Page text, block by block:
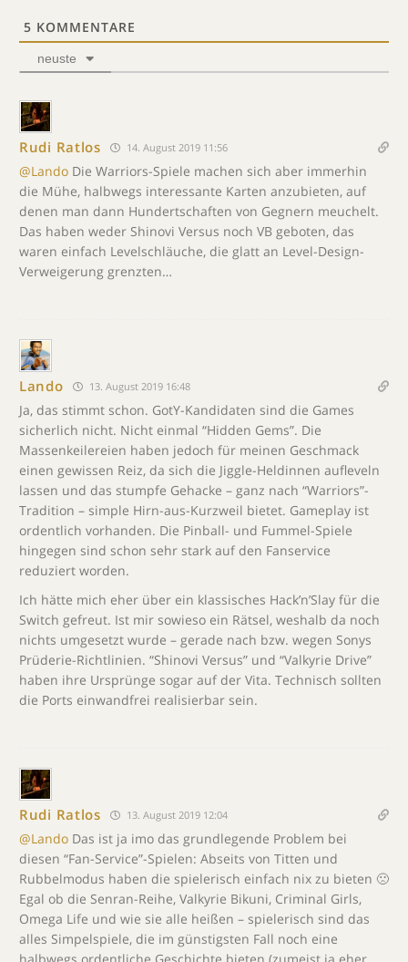
5 KOMMENTARE
neuste
Rudi Ratlos 14. August 2019 11:56
@Lando Die Warriors-Spiele machen sich aber immerhin
die Mühe, halbwegs interessante Karten anzubieten, auf
denen man dann Hundertschaften von Gegnern meuchelt.
Das haben weder Shinovi Versus noch VB geboten, das
waren einfach Levelschläuche, die glatt an Level-Design-
Verweigerung grenzten…
Lando 13. August 2019 16:48
Ja, das stimmt schon. GotY-Kandidaten sind die Games
sicherlich nicht. Nicht einmal “Hidden Gems”. Die
Massenkeilereien haben jedoch für meinen Geschmack
einen gewissen Reiz, da sich die Jiggle-Heldinnen aufleveln
lassen und das stumpfe Gehacke – ganz nach “Warriors”-
Tradition – simple Hirn-aus-Kurzweil bietet. Gameplay ist
ordentlich vorhanden. Die Pinball- und Fummel-Spiele
hingegen sind schon sehr stark auf den Fanservice
reduziert worden.
Ich hätte mich eher über ein klassisches Hack’n’Slay für die
Switch gefreut. Ist mir sowieso ein Rätsel, weshalb da noch
nichts umgesetzt wurde – gerade nach bzw. wegen Sonys
Prüderie-Richtlinien. “Shinovi Versus” und “Valkyrie Drive”
haben ihre Ursprünge sogar auf der Vita. Technisch sollten
die Ports einwandfrei realisierbar sein.
Rudi Ratlos 13. August 2019 12:04
@Lando Das ist ja imo das grundlegende Problem bei
diesen “Fan-Service”-Spielen: Abseits von Titten und
Rubbelmodus haben die spielerisch einfach nix zu bieten 🙁
Egal ob die Senran-Reihe, Valkyrie Bikuni, Criminal Girls,
Omega Life und wie sie alle heißen – spielerisch sind das
alles Simpelspiele, die im günstigsten Fall noch eine
halbwegs ordentliche Geschichte bieten (zumeist ja eher